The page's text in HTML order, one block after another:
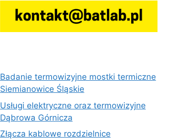
Badanie termowizyjne mostki termiczne
Siemianowice Śląskie
Usługi elektryczne oraz termowizyjne
Dąbrowa Górnicza
Złącza kablowe rozdzielnice